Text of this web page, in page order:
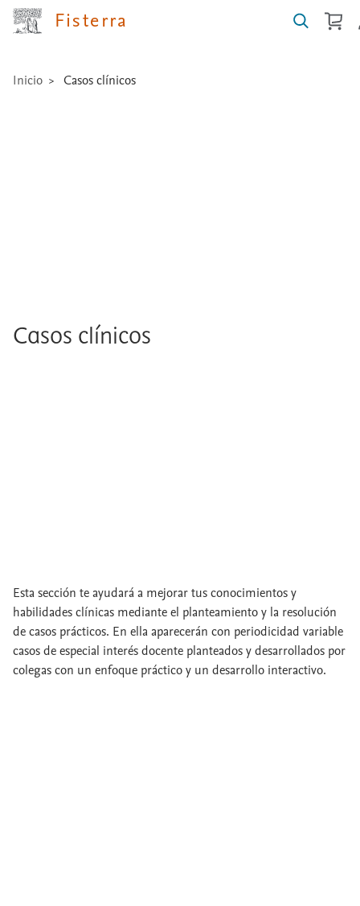
Fisterra
Inicio Casos clínicos
Casos clínicos
Esta sección te ayudará a mejorar tus conocimientos y
habilidades clínicas mediante el planteamiento y la resolución
de casos prácticos. En ella aparecerán con periodicidad variable
casos de especial interés docente planteados y desarrollados por
colegas con un enfoque práctico y un desarrollo interactivo.